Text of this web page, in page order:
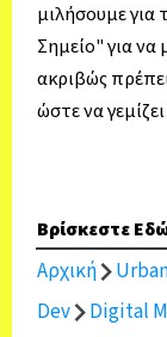
μιλήσουμε για
Σημείο" για να
ακριβώς
ώστε να
Βρίσκεστε
Αρχική
Dev
Digital